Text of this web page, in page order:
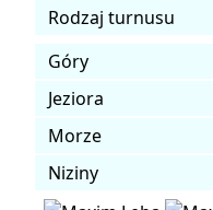
Rodzaj turnusu
Góry
Jeziora
Morze
Niziny